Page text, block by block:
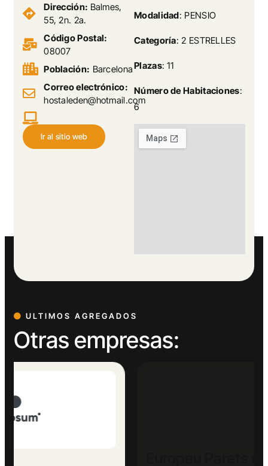
Modalidad: PENSIO
Categoría: 2 ESTRELLES
Plazas: 11
Número de Habitaciones:
6
Dirección: Balmes,
55, 2n. 2a.
Código Postal:
08007
Población: Barcelona
Correo electrónico:
hostaleden@hotmail.com
Ir al sitio web
ULTIMOS AGREGADOS
Otras empresas: